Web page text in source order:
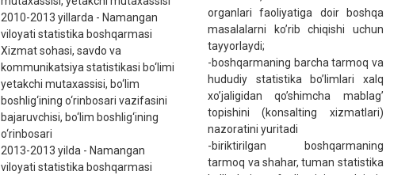
2010-2013 yillarda - Namangan
viloyati statistika boshqarmasi
Xizmat sohasi, savdo va
kommunikatsiya statistikasi bo‘limi
yetakchi mutaxassisi, bo‘lim
boshlig‘ining o‘rinbosari vazifasini
bajaruvchisi, bo‘lim boshlig‘ining
o‘rinbosari
2013-2013 yilda - Namangan
viloyati statistika boshqarmasi
organlari faoliyatiga doir boshqa
masalalarni ko’rib chiqishi uchun
tayyorlaydi;
-boshqarmaning barcha tarmoq va
hududiy statistika bo’limlari xalq
xo’jaligidan qo’shimcha mablag’
topishini (konsalting xizmatlari)
nazoratini yuritadi
-biriktirilgan boshqarmaning
tarmoq va shahar, tuman statistika